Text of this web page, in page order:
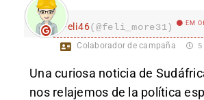
Feli46(@feli_more31) EM
Colaborador de campaña
Una curiosa noticia de
nos relajemos de la política